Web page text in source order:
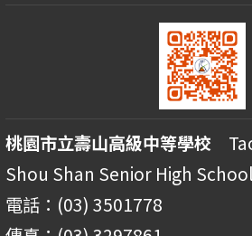
桃園市立壽山高級中等學校
Shou Shan Senior High School
電話：(03) 3501778